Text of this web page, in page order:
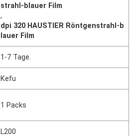
strahl-blauer Film
,
dpi 320 HAUSTIER Röntgenstrahl-b
lauer Film
1-7 Tage.
Kefu
1 Packs
L200